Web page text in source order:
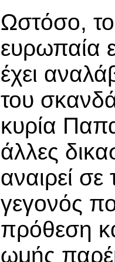
Ωστόσο, το
ευρωπαία
έχει
του
κυρία
άλλες
αναιρεί σε
γεγονός
πρόθεση
ωμής